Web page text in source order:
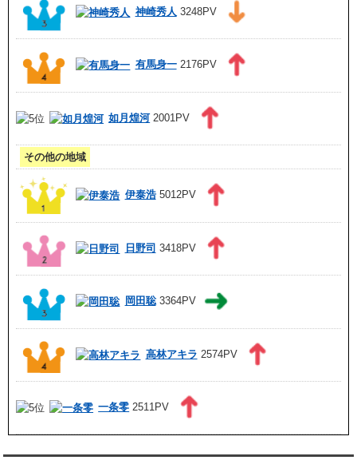
神崎秀人 3248PV
有馬身一2176PV
如月煌河2001PV
その他の地域
伊泰浩5012PV
日野司 3418PV
岡田聡3364PV
高林アキラ 2574PV
一条零 2511PV